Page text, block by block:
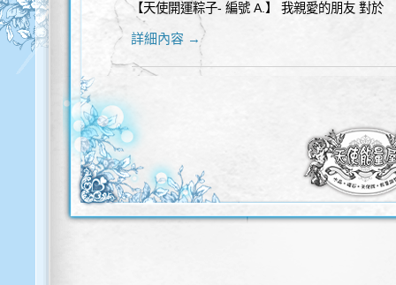
【天使開運粽子- 編號 A.】 我親愛的朋友 對於
詳細內容 →